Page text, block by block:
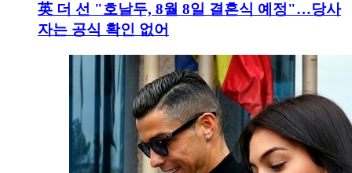
英 더 선 "호날두, 8월 8일 결혼식 예정"…당사
자는 공식 확인 없어